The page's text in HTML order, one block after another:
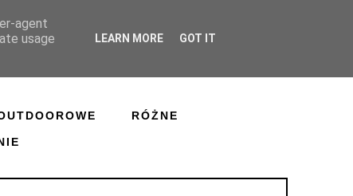
RÓŻNE
agent
usage
LEARN MORE GOT IT